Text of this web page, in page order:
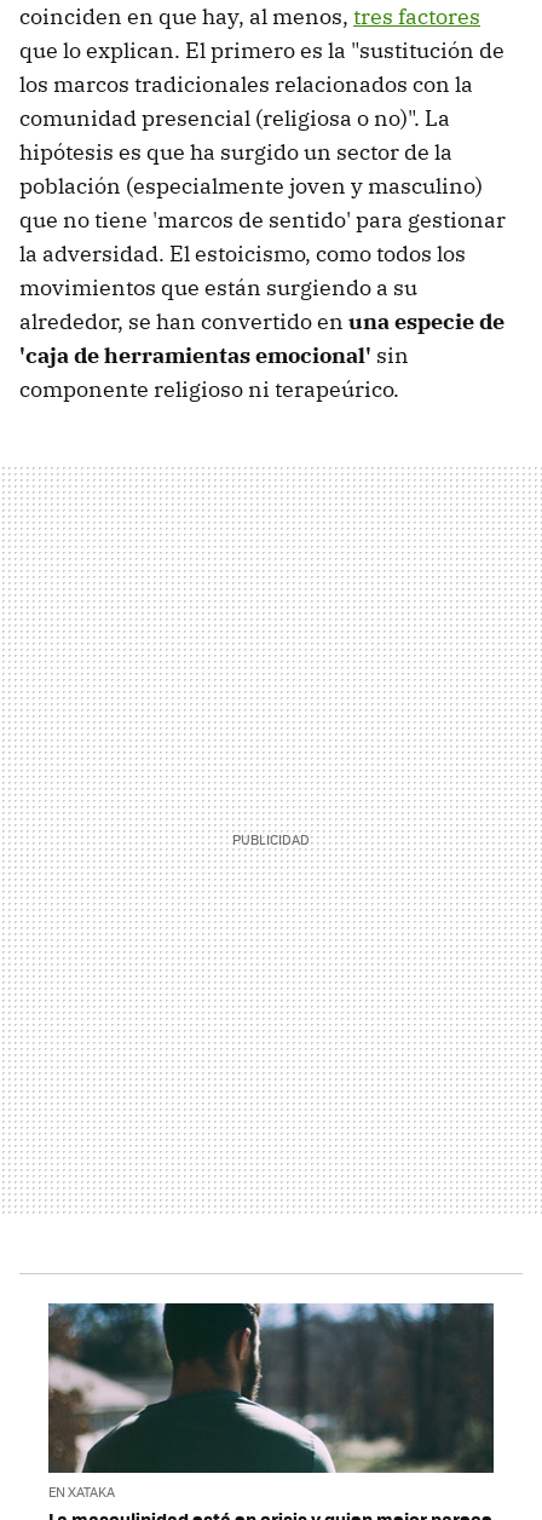
coinciden en que hay, al menos, tres factores
que lo explican. El primero es la "sustitución de
los marcos tradicionales relacionados con la
comunidad presencial (religiosa o no)". La
hipótesis es que ha surgido un sector de la
población (especialmente joven y masculino)
que no tiene 'marcos de sentido' para gestionar
la adversidad. El estoicismo, como todos los
movimientos que están surgiendo a su
alrededor, se han convertido en una especie de
'caja de herramientas emocional' sin
componente religioso ni terapeúrico.
EN XATAKA